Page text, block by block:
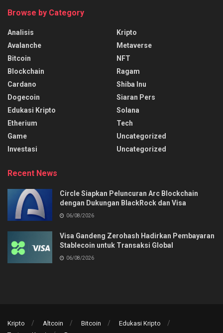
Browse by Category
Analisis
Avalanche
Bitcoin
Blockchain
Cardano
Dogecoin
Edukasi Kripto
Etherium
Game
Investasi
Kripto
Metaverse
NFT
Ragam
Shiba Inu
Siaran Pers
Solana
Tech
Uncategorized
Uncategorized
Recent News
Circle Siapkan Peluncuran Arc Blockchain
dengan Dukungan BlackRock dan Visa
06/08/2026
Visa Gandeng Zerohash Hadirkan Pembayaran
Stablecoin untuk Transaksi Global
06/08/2026
Kripto Altcoin Bitcoin
Edukasi Kripto